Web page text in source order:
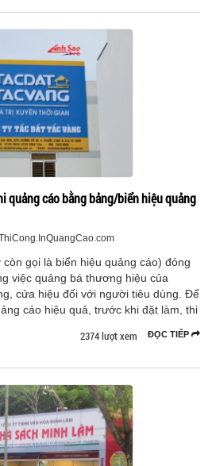
quảng cáo bằng bảng/biển hiệu quảng
gọi là biển hiệu quảng cáo) đóng
việc quảng bá thương hiệu của
cửa hiệu đối với người tiêu dùng. Để
cáo hiệu quả, trước khi đặt làm, thi
ĐỌC TIẾP
2374 lượt xem